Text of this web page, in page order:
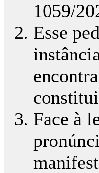
1059/
Esse
Face à